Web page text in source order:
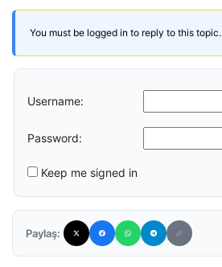
You must be logged in to reply to this topic.
Username:
Password:
Keep me signed in
Paylaş: